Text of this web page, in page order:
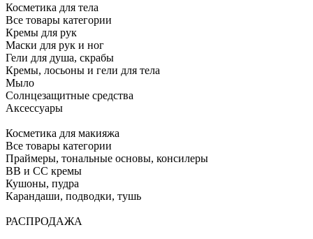
Косметика для тела
Все товары категории
Кремы для рук
Маски для рук и ног
Гели для душа, скрабы
Кремы, лосьоны и гели для тела
Мыло
Солнцезащитные средства
Аксессуары
Косметика для макияжа
Все товары категории
Праймеры, тональные основы, консилеры
BB и CC кремы
Кушоны, пудра
Карандаши, подводки, тушь
РАСПРОДАЖА